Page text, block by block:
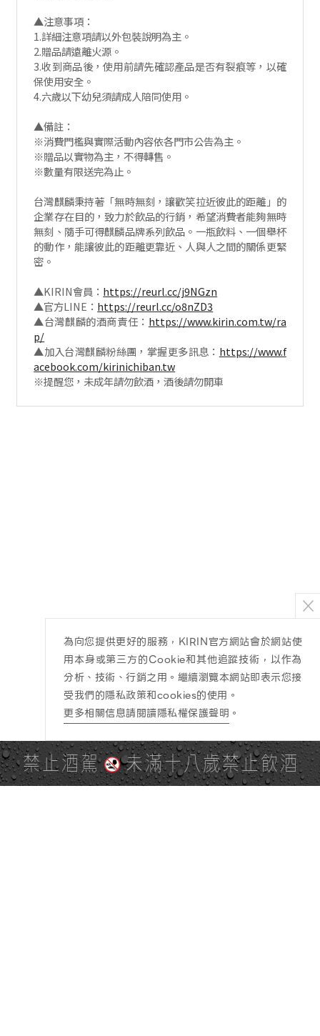
▲注意事項：
1.詳細注意項請以外包裝說明為主。
2.贈品請遠離火源。
3.收到商品後，使用前請先確認產品是否有裂痕等，以確
保使用安全。
4.六歲以下幼兒須請成人陪同使用。
▲備註：
※消費門檻與實際活動內容依各門市公告為主。
※贈品以實物為主，不得轉售。
※數量有限送完為止。
台灣麒麟秉持著「無時無刻，讓歡笑拉近彼此的距離」的
企業存在目的，致力於飲品的行銷，希望消費者能夠無時
無刻、隨手可得麒麟品牌系列飲品。一瓶飲料、一個舉杯
的動作，能讓彼此的距離更靠近、人與人之間的關係更緊
密。
▲KIRIN會員： https://reurl.cc/j9NGzn
▲官方LINE： https://reurl.cc/o8nZD3
▲台灣麒麟的酒商責任： https://www.kirin.com.tw/ra
p/
▲加入台灣麒麟粉絲團，掌握更多訊息： https://www.f
acebook.com/kirinichiban.tw
※提醒您，未成年請勿飲酒，酒後請勿開車
禁止酒駕 未滿十八歲禁止飲酒
為向您提供更好的服務，KIRIN官方網站會於網站使
用本身或第三方的Cookie和其他追蹤技術，以作為
分析、技術、行銷之用。繼續瀏覽本網站即表示您接
受我們的隱私政策和cookies的使用。
更多相關信息請閱讀隱私權保護聲明 。
PAGE TOP